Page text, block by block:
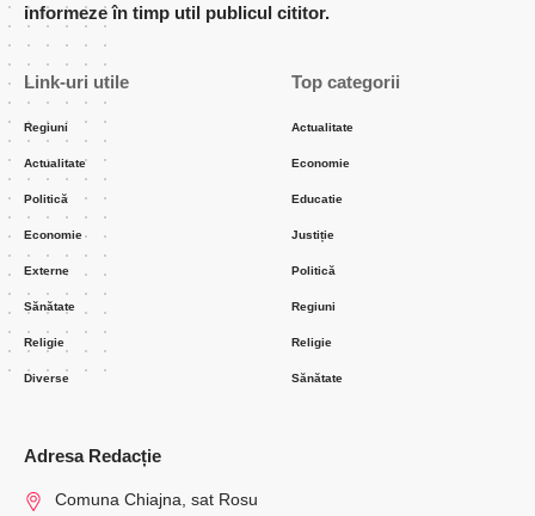
informeze în timp util publicul cititor.
Link-uri utile
Regiuni
Actualitate
Politică
Economie
Externe
Sănătate
Religie
Diverse
Top categorii
Actualitate
Economie
Educatie
Justiție
Politică
Regiuni
Religie
Sănătate
Adresa Redacție
Comuna Chiajna, sat Rosu